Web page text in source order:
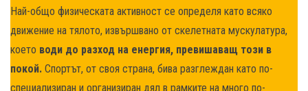
Най-общо физическата активност се определя като всяко
движение на тялото, извършвано от скелетната мускулатура,
което води до разход на енергия, превишаващ този в
покой. Спортът, от своя страна, бива разглеждан като по-
специализиран и организиран дял в рамките на много по-